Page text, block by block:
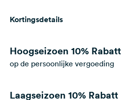
Inloggen
Kortingsdetails
Hoogseizoen 10% Rabatt
op de persoonlijke vergoeding
Laagseizoen 10% Rabatt